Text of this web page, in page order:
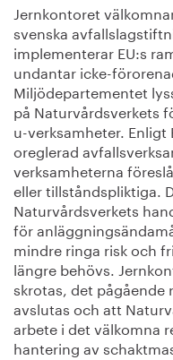
Jernkontoret
svenska
implementerar EU:s
undantar icke-
Miljödepartementet
på Naturvårdsverkets
u-verksamheter.
oreglerad
verksamheterna
eller tillståndspliktiga.
Naturvårdsverkets
för
mindre ringa risk och
längre behövs.
skrotas, det
avslutas och att
arbete i det välkomna
hantering av